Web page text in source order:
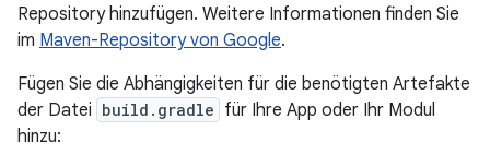
Repository hinzufügen. Weitere Informationen finden Sie
im Maven-Repository von Google.
Fügen Sie die Abhängigkeiten für die benötigten Artefakte
der Datei build.gradle für Ihre App oder Ihr Modul
hinzu: